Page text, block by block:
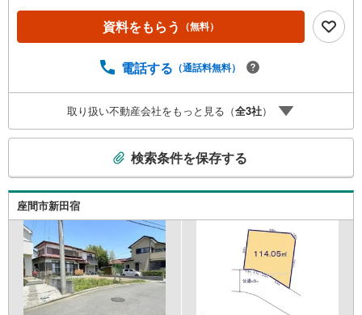
や育児の負担を軽減できるのも嬉しいポイントです。さら
に、こちらは建築条件なしの更地渡しとなっております。
カーや工務店を選び、ご家族のこだわりを詰め込んだ理想
ゆとりがあれば、開放感あふれるリビングや憧れの庭、並
列駐車スペースなど、多彩なプランの検討が可能です。周
辺環境の良さと自由度の高い設計環境が揃ったこの場所
案内も随時承っておりますので、ぜひお気軽にお問い合わ
せください。
資料をもらう （無料）
電話する （通話料無料）
取り扱い不動産会社をもっと見る（全3社）
検
索
条
検索条件を保存する
座間市新田宿